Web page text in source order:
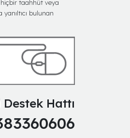
hiçbir taahhüt veya
bulunan
Hattı